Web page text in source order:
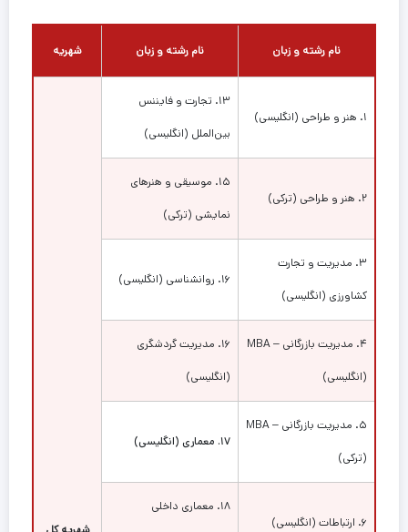
نام رشته و زبان نام رشته و زبان شهریه
۱. هنر و طراحی (انگلیسی)
۱۳. تجارت و فایننس
بین‌الملل (انگلیسی)
۲. هنر و طراحی (ترکی)
۱۵. موسیقی و هنرهای
نمایشی (ترکی)
۳. مدیریت و تجارت
کشاورزی (انگلیسی)
۱۶. روانشناسی (انگلیسی)
۴. مدیریت بازرگانی – MBA
(انگلیسی)
۱۶. مدیریت گردشگری
(انگلیسی)
۵. مدیریت بازرگانی – MBA
(ترکی)
۱۷. معماری (انگلیسی)
۶. ارتباطات (انگلیسی)
۱۸. معماری داخلی